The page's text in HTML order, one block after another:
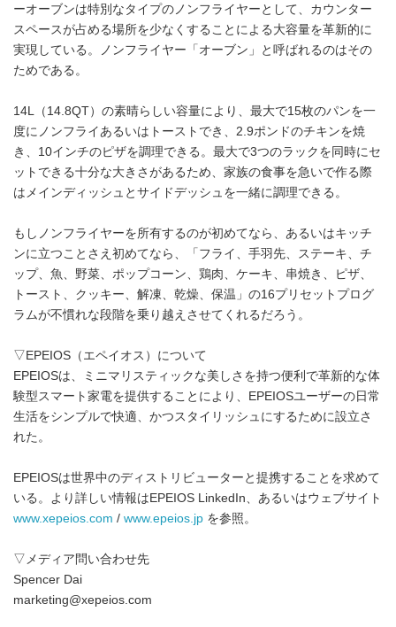
ーオーブンは特別なタイプのノンフライヤーとして、カウンター
スペースが占める場所を少なくすることによる大容量を革新的に
実現している。ノンフライヤー「オーブン」と呼ばれるのはその
ためである。
14L（14.8QT）の素晴らしい容量により、最大で15枚のパンを一
度にノンフライあるいはトーストでき、2.9ポンドのチキンを焼
き、10インチのピザを調理できる。最大で3つのラックを同時にセ
ットできる十分な大きさがあるため、家族の食事を急いで作る際
はメインディッシュとサイドデッシュを一緒に調理できる。
もしノンフライヤーを所有するのが初めてなら、あるいはキッチ
ンに立つことさえ初めてなら、「フライ、手羽先、ステーキ、チ
ップ、魚、野菜、ポップコーン、鶏肉、ケーキ、串焼き、ピザ、
トースト、クッキー、解凍、乾燥、保温」の16プリセットプログ
ラムが不慣れな段階を乗り越えさせてくれるだろう。
▽EPEIOS（エペイオス）について
EPEIOSは、ミニマリスティックな美しさを持つ便利で革新的な体
験型スマート家電を提供することにより、EPEIOSユーザーの日常
生活をシンプルで快適、かつスタイリッシュにするために設立さ
れた。
EPEIOSは世界中のディストリビューターと提携することを求めて
いる。より詳しい情報はEPEIOS LinkedIn、あるいはウェブサイト
www.xepeios.com / www.epeios.jp を参照。
▽メディア問い合わせ先
Spencer Dai
marketing@xepeios.com